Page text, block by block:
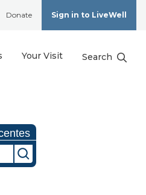
Donate Sign in to LiveWell
Your Visit Search